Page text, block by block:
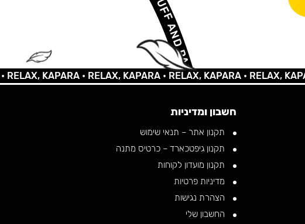
KAPARA •RELAX, KAPARA •RELAX, KAPARA •RELAX, KAPARA •
חשבון ומדיניות
תקנון אתר – תנאי שימוש
תקנון גיפטכארד – כרטיס מתנה
תקנון מועדון לקוחות
מדיניות פרטיות
הצהרת נגישות
החשבון שלי